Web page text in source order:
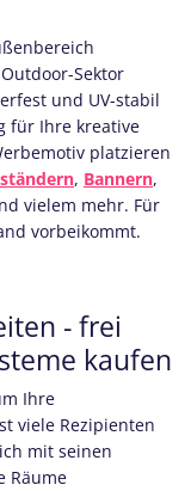
Sektor
und UV-stabil
für Ihre kreative
platzieren
, Bannern,
vielem mehr. Für
vorbeikommt.
- frei
kaufen
Ihre
viele Rezipienten
mit seinen
Räume